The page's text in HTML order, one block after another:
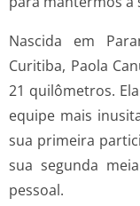
Nascida em
Curitiba, Paola
21 quilômetros.
equipe mais
sua primeira
sua segunda
pessoal.